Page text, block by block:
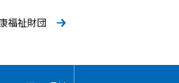
福祉財団